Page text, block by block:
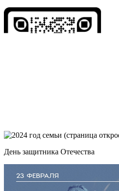
День защитника Отечества